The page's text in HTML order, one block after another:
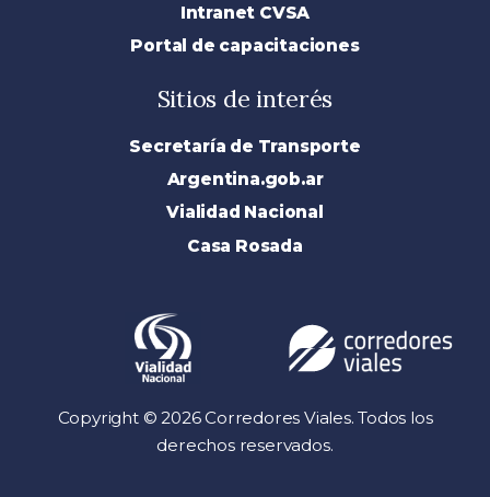
Intranet CVSA
Portal de capacitaciones
Sitios de interés
Secretaría de Transporte
Argentina.gob.ar
Vialidad Nacional
Casa Rosada
Copyright © 2026 Corredores Viales. Todos los
derechos reservados.